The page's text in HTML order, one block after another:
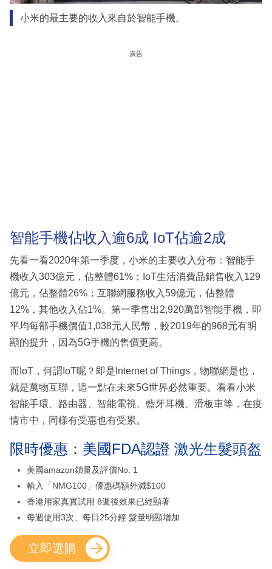
小米的最主要的收入來自於智能手機。
廣告
智能手機佔收入逾6成 IoT佔逾2成
先看一看2020年第一季度，小米的主要收入分布：智能手
機收入303億元，佔整體61%；IoT生活消費品銷售收入129
億元，佔整體26%；互聯網服務收入59億元，佔整體
12%，其他收入佔1%。第一季售出2,920萬部智能手機，即
平均每部手機價值1,038元人民幣，較2019年的968元有明
顯的提升，因為5G手機的售價更高。
而IoT，何謂IoT呢？即是Internet of Things，物聯網是也，
就是萬物互聯，這一點在未來5G世界必然重要。看看小米
智能手環、路由器、智能電視、藍牙耳機、滑板車等，在疫
情市中，同樣有受惠也有受累。
限時優惠：美國FDA認證 激光生髮頭盔
美國amazon鎖量及評價No. 1
輸入「NMG100」優惠碼額外減$100
香港用家真實試用 8週後效果已經顯著
每週使用3次、每日25分鐘 髮量明顯增加
立即選購